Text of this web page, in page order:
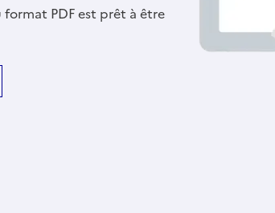
format PDF est prêt à être